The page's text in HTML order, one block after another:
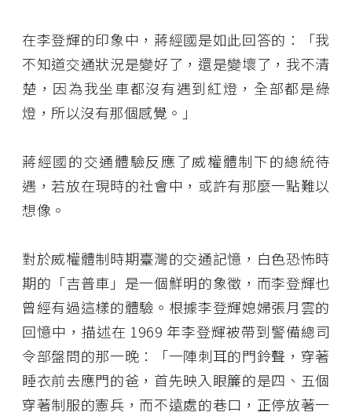
在李登輝的印象中，蔣經國是如此回答的：「我
不知道交通狀況是變好了，還是變壞了，我不清
楚，因為我坐車都沒有遇到紅燈，全部都是綠
燈，所以沒有那個感覺。」
蔣經國的交通體驗反應了威權體制下的總統待
遇，若放在現時的社會中，或許有那麼一點難以
想像。
對於威權體制時期臺灣的交通記憶，白色恐怖時
期的「吉普車」是一個鮮明的象徵，而李登輝也
曾經有過這樣的體驗。根據李登輝媳婦張月雲的
回憶中，描述在 1969 年李登輝被帶到警備總司
令部盤問的那一晚：「一陣刺耳的門鈴聲，穿著
睡衣前去應門的爸，首先映入眼簾的是四、五個
穿著制服的憲兵，而不遠處的巷口，正停放著一